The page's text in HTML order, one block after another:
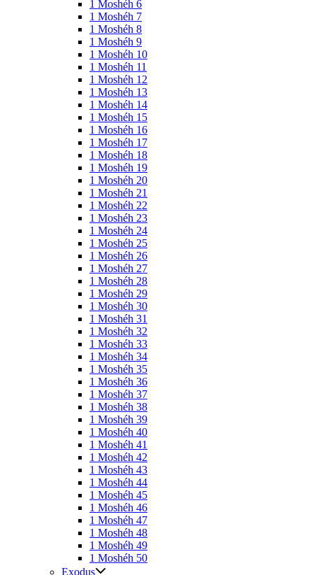
1 Moshéh 6
1 Moshéh 7
1 Moshéh 8
1 Moshéh 9
1 Moshéh 10
1 Moshéh 11
1 Moshéh 12
1 Moshéh 13
1 Moshéh 14
1 Moshéh 15
1 Moshéh 16
1 Moshéh 17
1 Moshéh 18
1 Moshéh 19
1 Moshéh 20
1 Moshéh 21
1 Moshéh 22
1 Moshéh 23
1 Moshéh 24
1 Moshéh 25
1 Moshéh 26
1 Moshéh 27
1 Moshéh 28
1 Moshéh 29
1 Moshéh 30
1 Moshéh 31
1 Moshéh 32
1 Moshéh 33
1 Moshéh 34
1 Moshéh 35
1 Moshéh 36
1 Moshéh 37
1 Moshéh 38
1 Moshéh 39
1 Moshéh 40
1 Moshéh 41
1 Moshéh 42
1 Moshéh 43
1 Moshéh 44
1 Moshéh 45
1 Moshéh 46
1 Moshéh 47
1 Moshéh 48
1 Moshéh 49
1 Moshéh 50
Exodus